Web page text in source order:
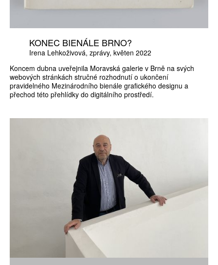
KONEC BIENÁLE BRNO?
Irena Lehkoživová zprávy květen 2022
Koncem dubna uveřejnila Moravská galerie v Brně na svých
webových stránkách stručné rozhodnutí o ukončení
pravidelného Mezinárodního bienále grafického designu a
přechod této přehlídky do digitálního prostředí.